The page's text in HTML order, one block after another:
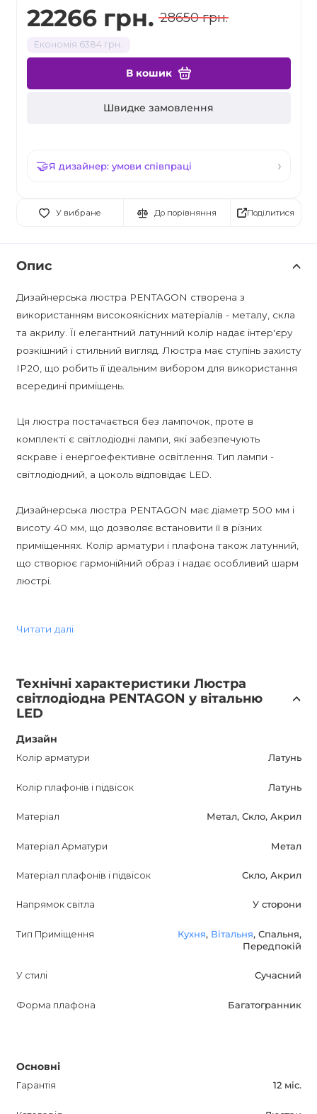
22266 грн. 28650 грн.
Економія 6384 грн.
В кошик
Швидке замовлення
Я дизайнер: умови співпраці
У вибране До порівняння Поділитися
Опис
Дизайнерська люстра PENTAGON створена з
використанням високоякісних матеріалів - металу, скла
та акрилу. Її елегантний латунний колір надає інтер'єру
розкішний і стильний вигляд. Люстра має ступінь захисту
IP20, що робить її ідеальним вибором для використання
всередині приміщень.
Ця люстра постачається без лампочок, проте в
комплекті є світлодіодні лампи, які забезпечують
яскраве і енергоефективне освітлення. Тип лампи -
світлодіодний, а цоколь відповідає LED.
Дизайнерська люстра PENTAGON має діаметр 500 мм і
висоту 40 мм, що дозволяє встановити її в різних
приміщеннях. Колір арматури і плафона також латунний,
що створює гармонійний образ і надає особливий шарм
люстрі.
підійде для оформлення різних інтер'єрів. Завдяки
або офісі.
гарантію на 12 місяців, що свідчить про високу якість
даного виробу. Ви можете придбати PENTAGON в
доставку по всій країні, найкращі ціни та знижки.
PENTAGON, такі як стиль, колір і можливості
додасть елегантності і стилю в інтер'єр, і чому вона
заслуговує уваги. Врахуйте не тільки привабливість
для пошукових систем. Це відіграє важливу роль у
Читати далі
Технічні характеристики Люстра
світлодіодна PENTAGON у вітальню
LED
Дизайн
Колір арматури Латунь
Колір плафонів і підвісок Латунь
Матеріал Метал, Скло, Акрил
Матеріал Арматури Метал
Матеріал плафонів і підвісок Скло, Акрил
Напрямок світла У сторони
Тип Приміщення Кухня, Вітальня, Спальня,
Передпокій
У стилі Сучасний
Форма плафона Багатогранник
Основні
Гарантія 12 міс.